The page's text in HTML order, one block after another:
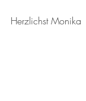
Herzlichst Monika